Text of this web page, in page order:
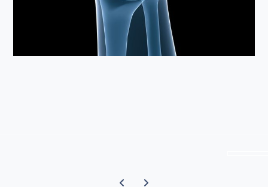
Vorherige Karussell-Folie
Nächste Karussell-Folie